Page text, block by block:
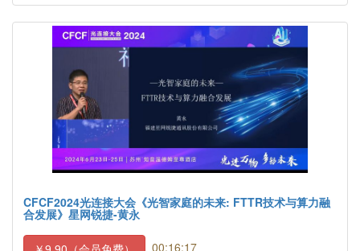
CFCF2024光连接大会《光智家庭的未来: FTTR技术与算力融
合发展》星网锐捷-黄永
00:16:17